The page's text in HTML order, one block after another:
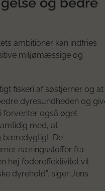
ambitioner kan indfries
miljømæssige og
fiskeri af søstjerner og at
dyresundheden og
forventer også øget
med, at
bæredygtigt. De
næringsstoffer fra
høj fodereffektivitet vil
dyrehold”, siger Jens